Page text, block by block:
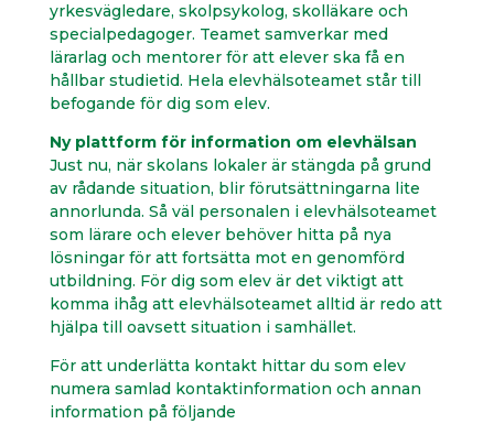
yrkesvägledare, skolpsykolog, skolläkare och
specialpedagoger. Teamet samverkar med
lärarlag och mentorer för att elever ska få en
hållbar studietid. Hela elevhälsoteamet står till
befogande för dig som elev.
Ny plattform för information om elevhälsan
Just nu, när skolans lokaler är stängda på grund
av rådande situation, blir förutsättningarna lite
annorlunda. Så väl personalen i elevhälsoteamet
som lärare och elever behöver hitta på nya
lösningar för att fortsätta mot en genomförd
utbildning. För dig som elev är det viktigt att
komma ihåg att elevhälsoteamet alltid är redo att
hjälpa till oavsett situation i samhället.
För att underlätta kontakt hittar du som elev
numera samlad kontaktinformation och annan
information på följande